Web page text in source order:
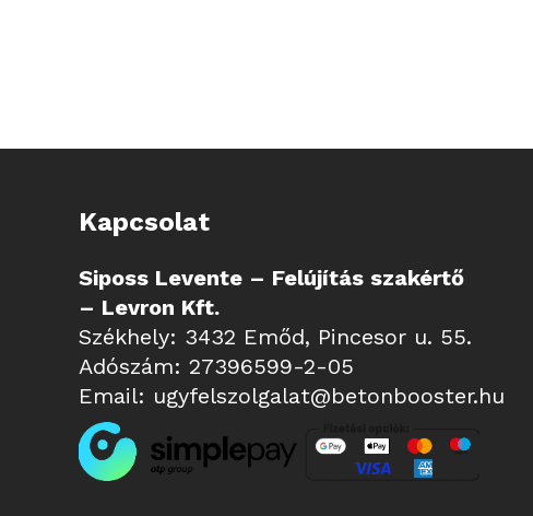
Kapcsolat
Siposs Levente – Felújítás szakértő
– Levron Kft.
Székhely: 3432 Emőd, Pincesor u. 55.
Adószám: 27396599-2-05
Email: ugyfelszolgalat@betonbooster.hu